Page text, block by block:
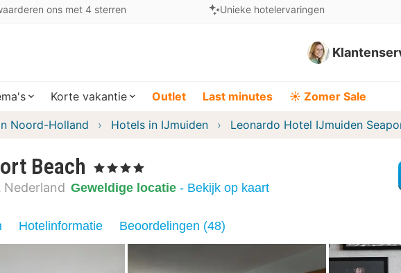
ons met 4 sterren Unieke hotelervaringen
Korte vakantie Outlet Last minutes ☀️ Zomer Sale
Noord-Holland Hotels in IJmuiden Leonardo Hotel IJmuiden
Beach , 4 Sterren
Nederland Geweldige locatie - Bekijk op kaart
Hotelinformatie Beoordelingen (48)